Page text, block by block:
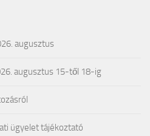
augusztus
augusztus 15-től 18-ig
ügyelet tájékoztató